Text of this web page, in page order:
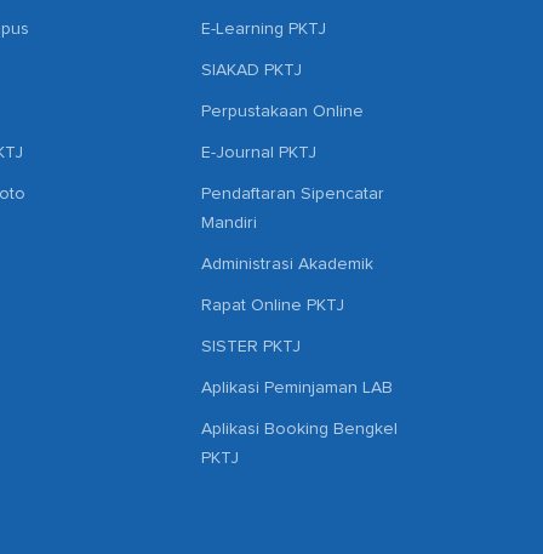
E-Learning PKTJ
SIAKAD PKTJ
Perpustakaan Online
E-Journal PKTJ
Pendaftaran Sipencatar
Mandiri
Administrasi Akademik
Rapat Online PKTJ
SISTER PKTJ
Aplikasi Peminjaman LAB
Aplikasi Booking Bengkel
PKTJ